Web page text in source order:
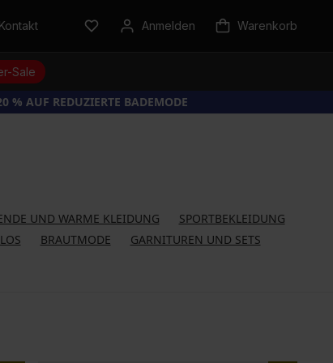
Kontakt Anmelden Warenkorb
Sale
% AUF REDUZIERTE BADEMODE
UND WARME KLEIDUNG
SPORTBEKLEIDUNG
BRAUTMODE
GARNITUREN UND SETS